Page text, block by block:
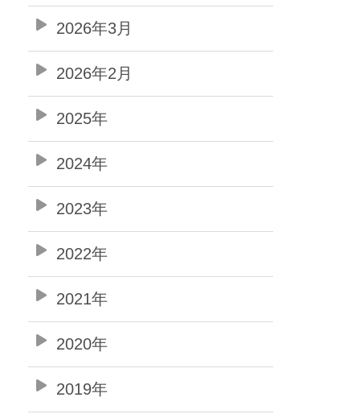
2026年3月
2026年2月
2025年
2024年
2023年
2022年
2021年
2020年
2019年